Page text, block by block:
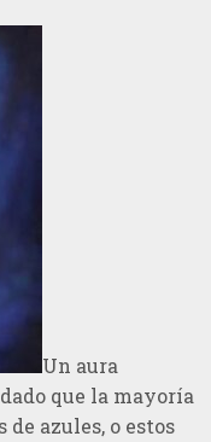
Un aura
que la mayoría
azules, o estos